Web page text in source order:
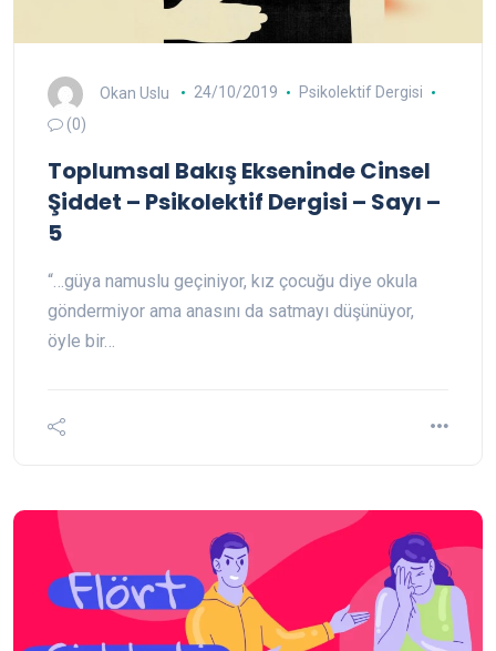
Okan Uslu 24/10/2019
Psikolektif Dergisi
(0)
Toplumsal Bakış Ekseninde Cinsel
Şiddet – Psikolektif Dergisi – Sayı –
5
“…güya namuslu geçiniyor, kız çocuğu diye okula
göndermiyor ama anasını da satmayı düşünüyor,
öyle bir…